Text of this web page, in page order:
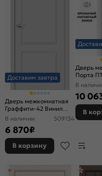
Доставим завтра
Дверь межкомнатная
Граффити-42 Винил
Grey Pro, глухая,
В наличии 509134
6 870₽
В корзину
Дверь
Порта
Shellac
черной
В
10
В